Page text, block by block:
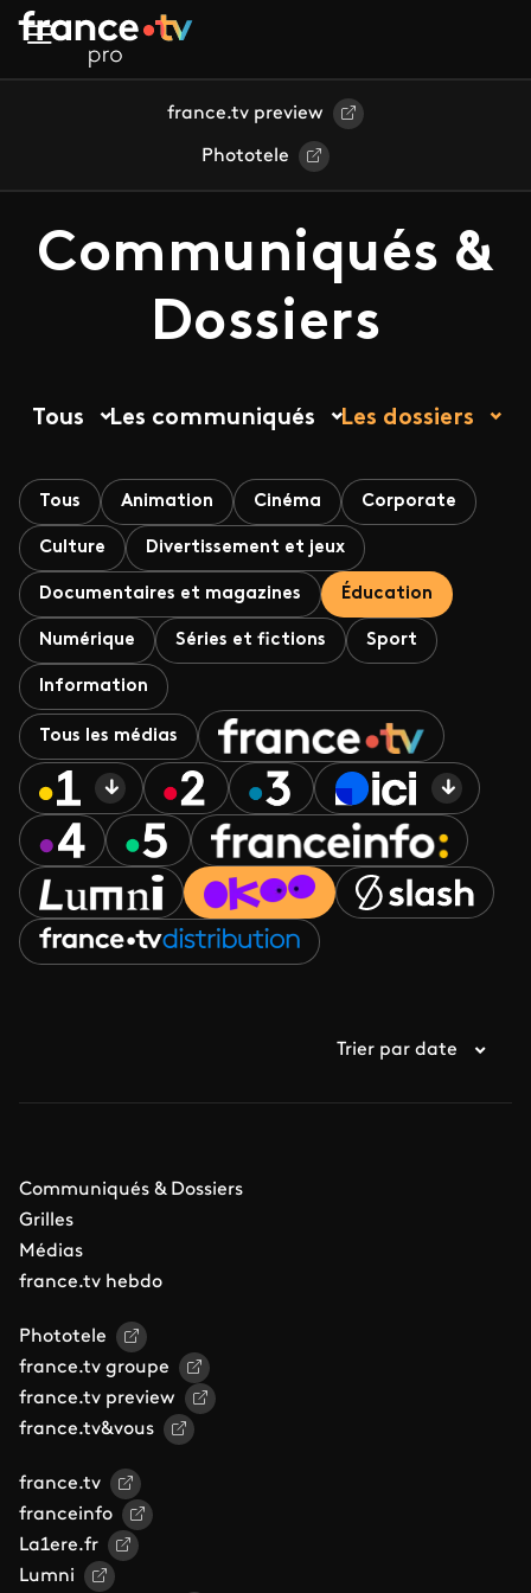
Aller au contenu principal
france.tv preview
Phototele
Communiqués &
Dossiers
Tous Les communiqués Les dossiers
Tous Animation Cinéma Corporate
Culture Divertissement et jeux
Documentaires et magazines Éducation
Numérique Séries et fictions Sport
Information
Tous les médias
Trier par date
Communiqués & Dossiers
Grilles
Médias
france.tv hebdo
Phototele
france.tv groupe
france.tv preview
france.tv&vous
france.tv
franceinfo
La1ere.fr
Lumni